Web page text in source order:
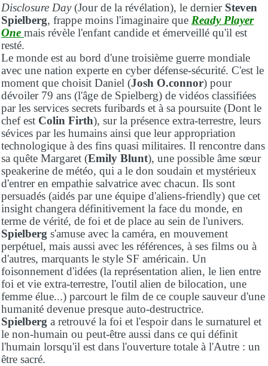
Disclosure Day(Jour de la révélation), le dernierSteven
Spielberg, frappe moins l'imaginaire que Ready Player
One mais révèle l'enfant candide et émerveillé qu'il est
resté.
Le monde est au bord d'une troisième guerre mondiale
avec une nation experte en cyber défense-sécurité. C'est le
moment que choisit Daniel (Josh O.connor) pour
dévoiler 79 ans (l'âge de Spielberg) de vidéos classifiées
par les services secrets furibards et à sa poursuite (Dont le
chef est Colin Firth), sur la présence extra-terrestre, leurs
sévices par les humains ainsi que leur appropriation
technologique à des fins quasi militaires. Il rencontre dans
sa quête Margaret (Emily Blunt), une possible âme sœur
speakerine de météo, qui a le don soudain et mystérieux
d'entrer en empathie salvatrice avec chacun. Ils sont
persuadés (aidés par une équipe d'aliens-friendly) que cet
insight changera définitivement la face du monde, en
terme de vérité, de foi et de place au sein de l'univers.
Spielberg s'amuse avec la caméra, en mouvement
perpétuel, mais aussi avec les références, à ses films ou à
d'autres, marquants le style SF américain. Un
foisonnement d'idées (la représentation alien, le lien entre
foi et vie extra-terrestre, l'outil alien de bilocation, une
femme élue...) parcourt le film de ce couple sauveur d'une
humanité devenue presque auto-destructrice.
Spielberg a retrouvé la foi et l'espoir dans le surnaturel et
le non-humain ou peut-être aussi dans ce qui définit
l'humain lorsqu'il est dans l'ouverture totale à l'Autre : un
être sacré.